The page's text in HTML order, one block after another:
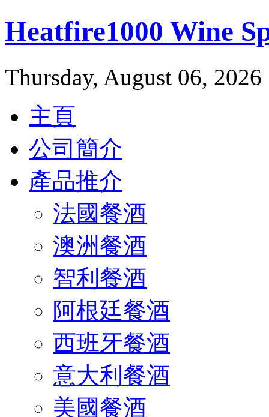
Heatfire1000 Wine
Thursday, August 06, 2026
主頁
公司簡介
產品推介
法國餐酒
澳洲餐酒
智利餐酒
阿根廷餐酒
西班牙餐酒
意大利餐酒
美國餐酒